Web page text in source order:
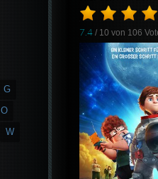
7.4 / 10 von 106
G
O
W